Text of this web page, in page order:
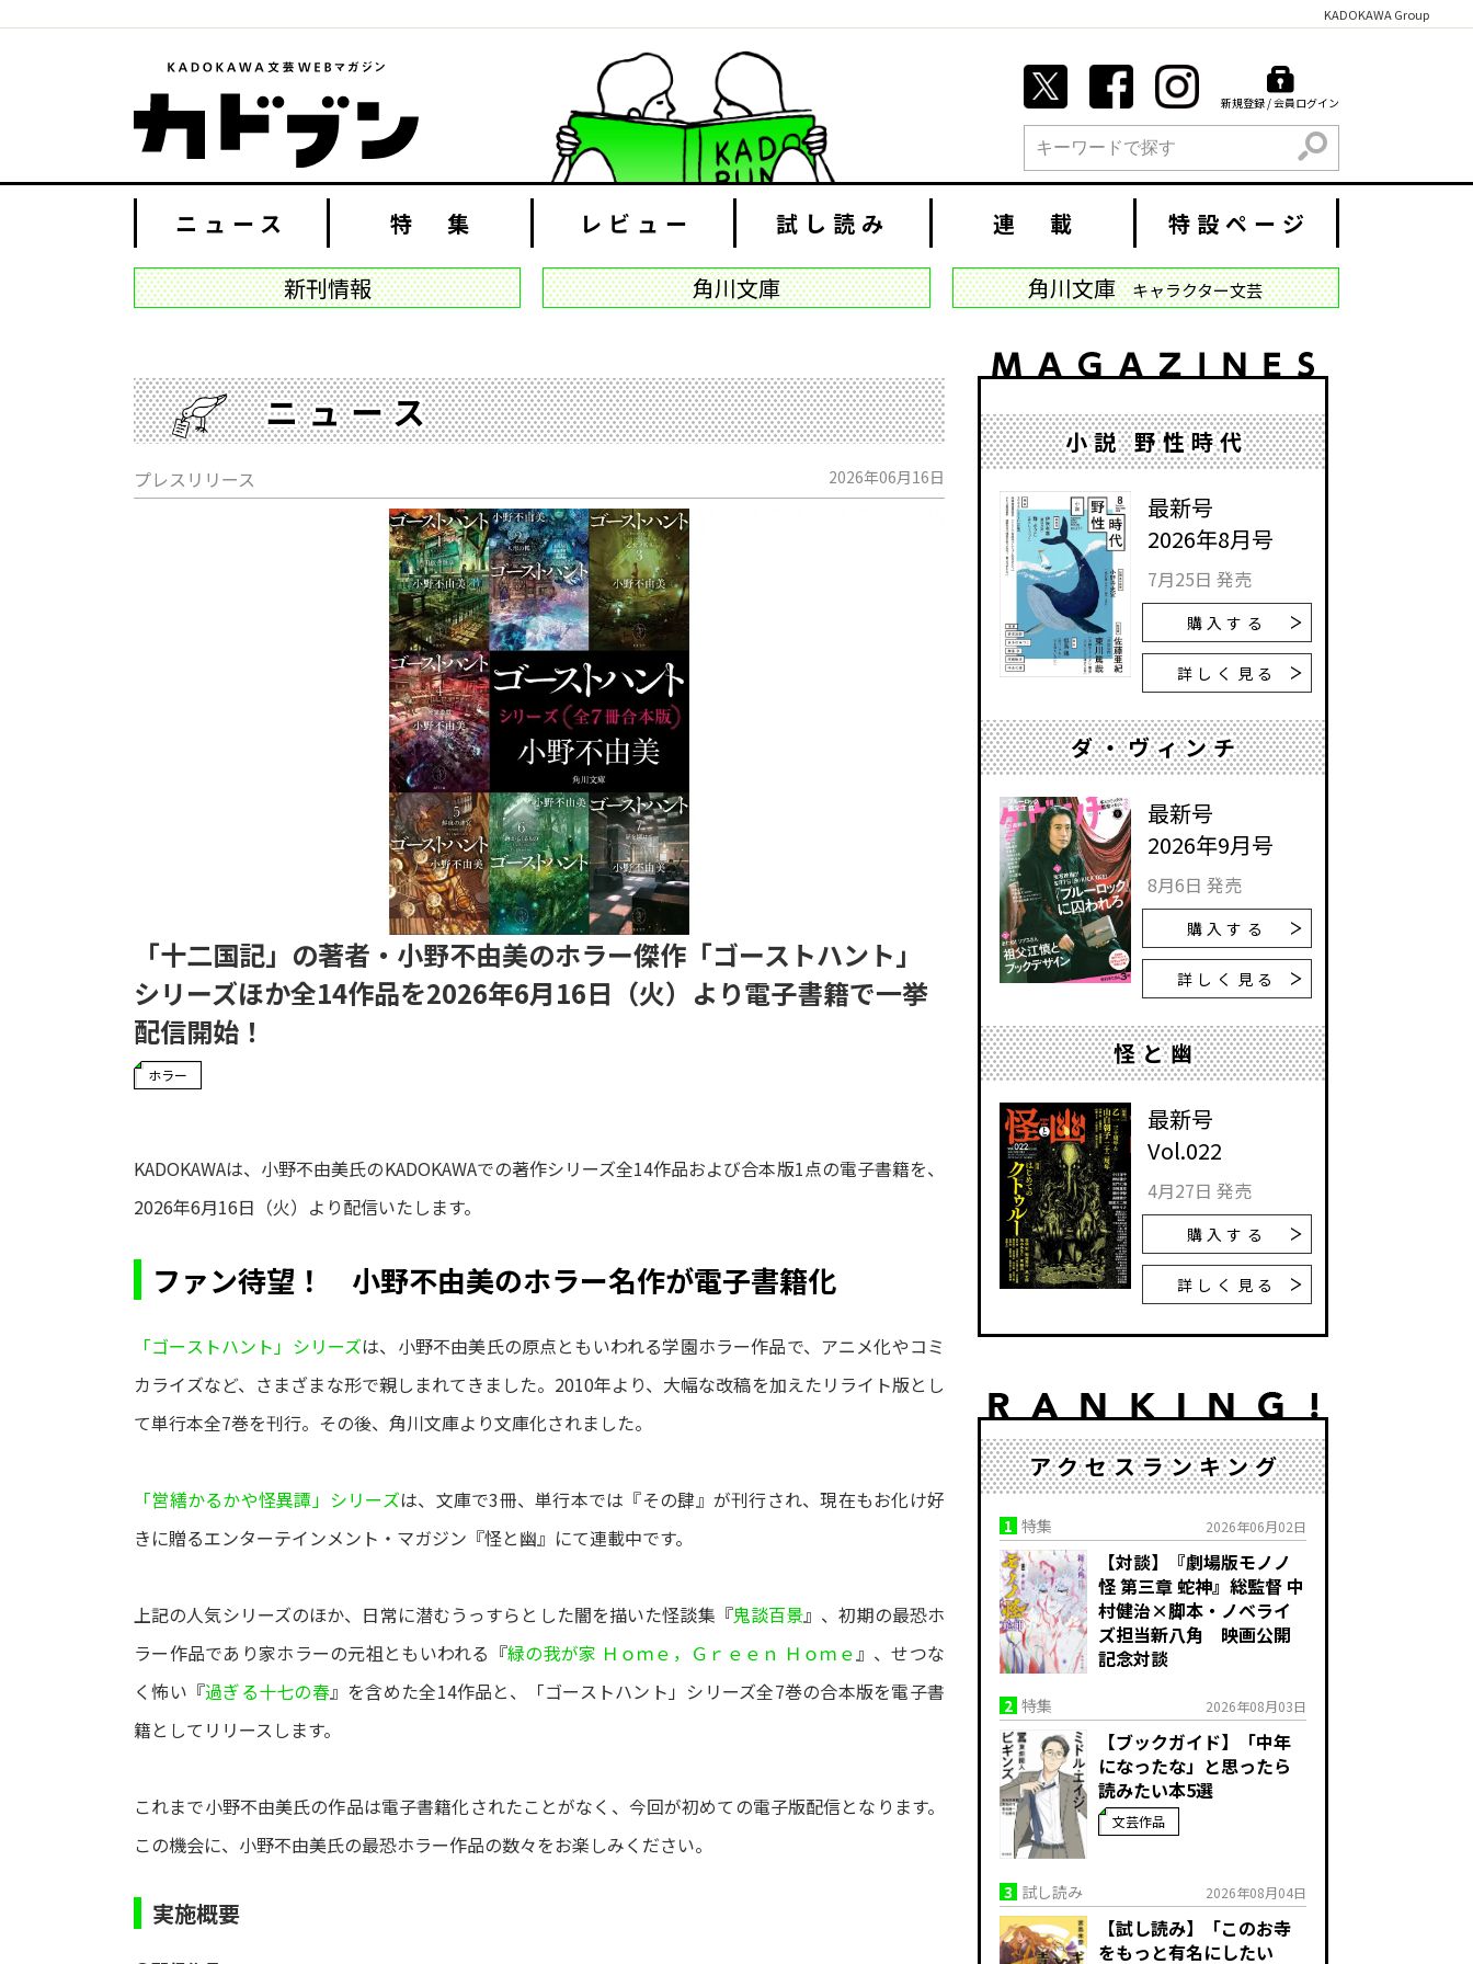
KADOKAWA Group
新規登録 / 会員ログイン
検索
ニュース 特 集 レビュー 試し読み 連 載 特設ページ
新刊情報 角川文庫 角川文庫 キャラクター文芸
ニュース
プレスリリース 2026年06月16日
「十二国記」の著者・小野不由美のホラー傑作「ゴーストハント」
シリーズほか全14作品を2026年6月16日（火）より電子書籍で一挙
配信開始！
ホラー
KADOKAWAは、小野不由美氏のKADOKAWAでの著作シリーズ全14作品および合本版1点の電子書籍を、
2026年6月16日（火）より配信いたします。
ファン待望！ 小野不由美のホラー名作が電子書籍化
「ゴーストハント」シリーズは、小野不由美氏の原点ともいわれる学園ホラー作品で、アニメ化やコミ
カライズなど、さまざまな形で親しまれてきました。2010年より、大幅な改稿を加えたリライト版とし
て単行本全7巻を刊行。その後、角川文庫より文庫化されました。
「営繕かるかや怪異譚」シリーズは、文庫で3冊、単行本では『その肆』が刊行され、現在もお化け好
きに贈るエンターテインメント・マガジン『怪と幽』にて連載中です。
上記の人気シリーズのほか、日常に潜むうっすらとした闇を描いた怪談集『鬼談百景』、初期の最恐ホ
ラー作品であり家ホラーの元祖ともいわれる『緑の我が家 Ｈｏｍｅ，Ｇｒｅｅｎ Ｈｏｍｅ 』、せつな
く怖い『過ぎる十七の春』を含めた全14作品と、「ゴーストハント」シリーズ全7巻の合本版を電子書
籍としてリリースします。
これまで小野不由美氏の作品は電子書籍化されたことがなく、今回が初めての電子版配信となります。
この機会に、小野不由美氏の最恐ホラー作品の数々をお楽しみください。
実施概要
小説 野性時代
最新号
2026年8月号
7月25日 発売
購入する
詳しく見る
ダ・ヴィンチ
最新号
2026年9月号
8月6日 発売
購入する
詳しく見る
怪と幽
最新号
Vol.022
4月27日 発売
購入する
詳しく見る
アクセスランキング
1 特集 2026年06月02日
【対談】『劇場版モノノ
怪 第三章 蛇神』総監督 中
村健治×脚本・ノベライ
ズ担当新八角 映画公開
記念対談
2 特集 2026年08月03日
【ブックガイド】「中年
になったな」と思ったら
読みたい本5選
文芸作品
3 試し読み 2026年08月04日
【試し読み】「このお寺
をもっと有名にしたい